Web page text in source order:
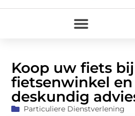
Koop uw fiets
fietsenwinkel
deskundig
Particuliere Dienstverlening